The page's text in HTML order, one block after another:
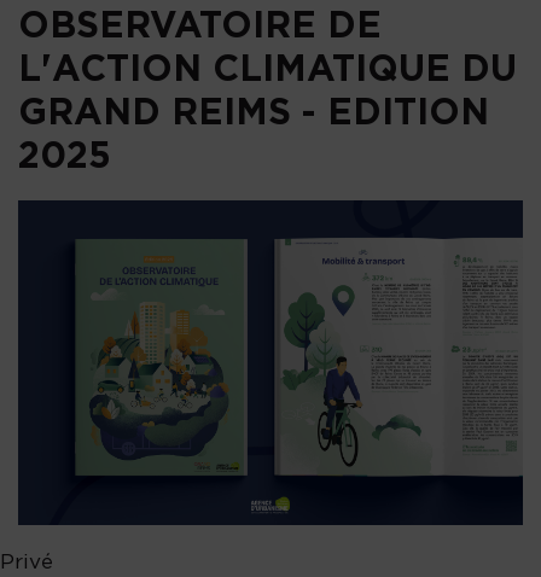
OBSERVATOIRE DE
L'ACTION CLIMATIQUE DU
GRAND REIMS - EDITION
2025
Privé